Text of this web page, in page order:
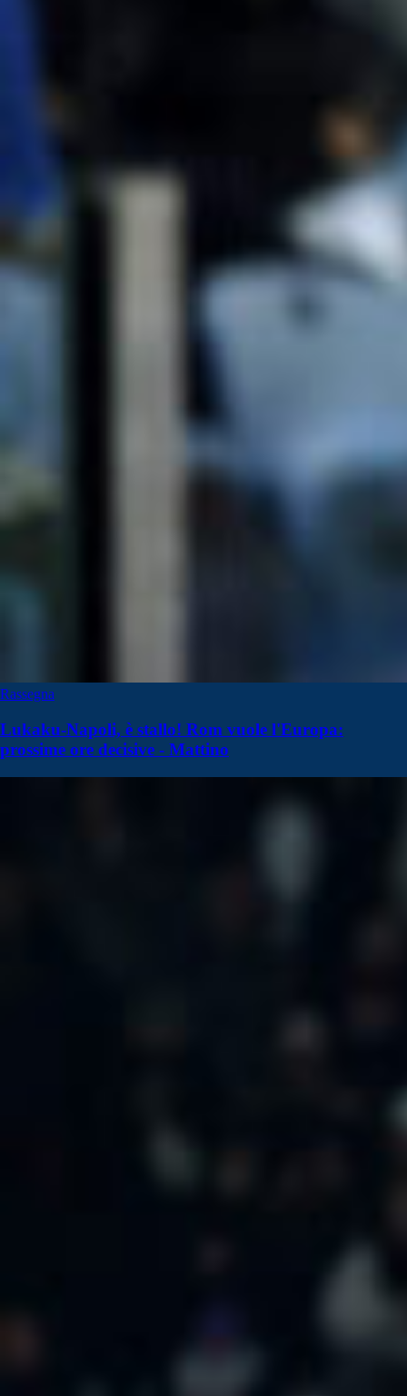
Rassegna
Lukaku-Napoli, è stallo! Rom vuole l'Europa:
prossime ore decisive - Mattino